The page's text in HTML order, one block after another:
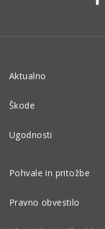
Aktualno
Škode
Ugodnosti
Pohvale in pritožbe
Pravno obvestilo